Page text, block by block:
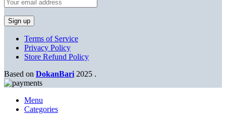
Terms of Service
Privacy Policy
Store Refund Policy
Based on DokanBari 2025 .
Menu
Categories